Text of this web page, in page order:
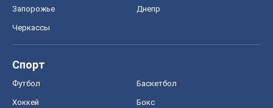
Запорожье Днепр
Черкассы
Спорт
Футбол Баскетбол
Хоккей Бокс